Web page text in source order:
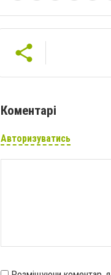
Коментарі
Авторизуватись